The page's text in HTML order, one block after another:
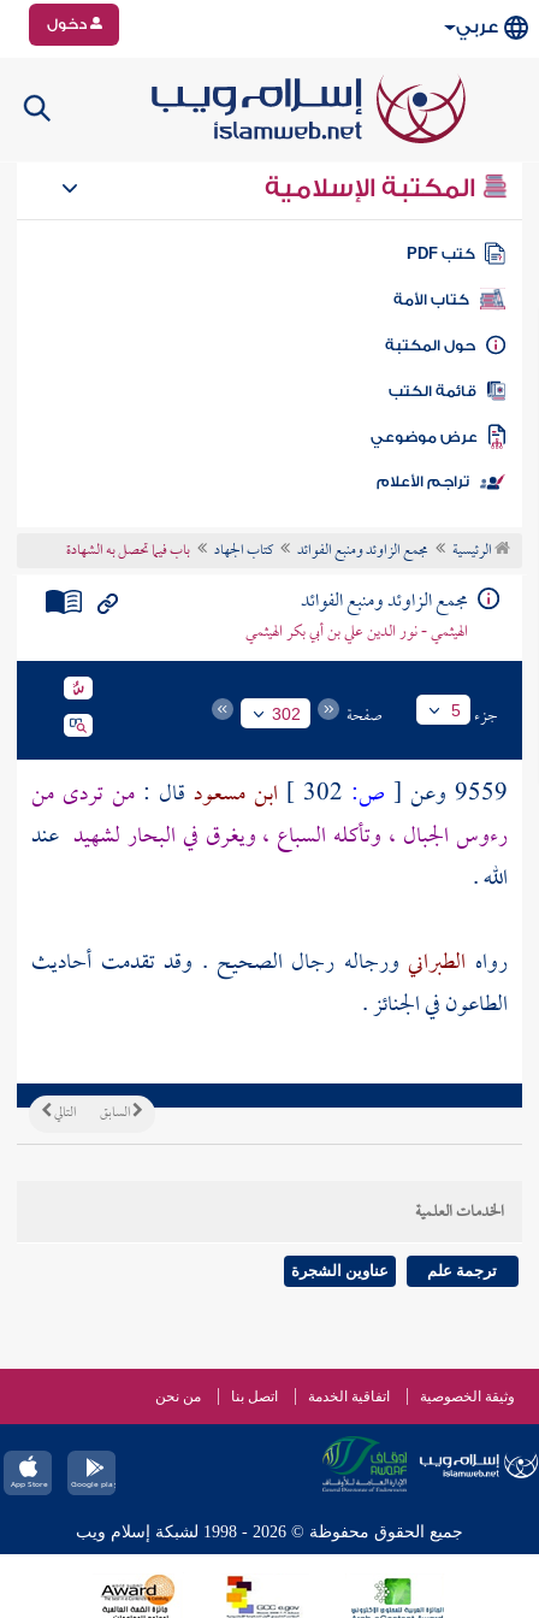
عربي دخول
المكتبة الإسلامية
كتب PDF
كتاب الأمة
المكتبة
الكتب
موضوعي
تراجم الأعلام
الرئيسية مجمع الزاوئد ومنبع الفوائد كتاب الجهاد باب فيما تحصل به الشهادة
مجمع الزاوئد ومنبع الفوائد
الهيثمي - نور الدين علي بن أبي بكر الهيثمي
جزء 5 صفحة 302
9559 وعن [ ص: ابن مسعود قال : من تردى من
رءوس الجبال ، وتأكله السباع ، ويغرق في البحار لشهيد عند
الله .
رواه الطبراني ورجاله رجال الصحيح . وقد تقدمت أحاديث
الطاعون في الجنائز .
التالي السابق
الخدمات العلمية
ترجمة علم عناوين الشجرة
وثيقة الخصوصية اتفاقية الخدمة اتصل بنا من نحن
جميع الحقوق محفوظة © 2026 - 1998 لشبكة إسلام ويب